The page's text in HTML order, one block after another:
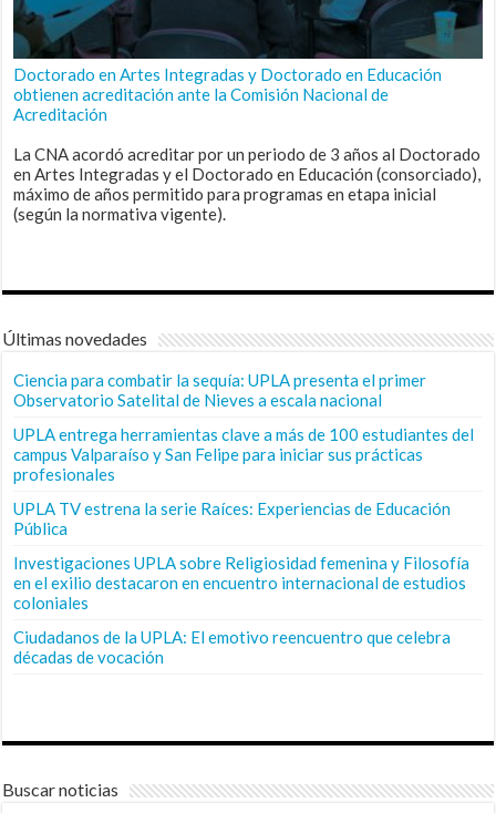
Doctorado en Artes Integradas y Doctorado en Educación
obtienen acreditación ante la Comisión Nacional de
Acreditación
La CNA acordó acreditar por un periodo de 3 años al Doctorado
en Artes Integradas y el Doctorado en Educación (consorciado),
máximo de años permitido para programas en etapa inicial
(según la normativa vigente).
Últimas novedades
Ciencia para combatir la sequía: UPLA presenta el primer
Observatorio Satelital de Nieves a escala nacional
UPLA entrega herramientas clave a más de 100 estudiantes del
campus Valparaíso y San Felipe para iniciar sus prácticas
profesionales
UPLA TV estrena la serie Raíces: Experiencias de Educación
Pública
Investigaciones UPLA sobre Religiosidad femenina y Filosofía
en el exilio destacaron en encuentro internacional de estudios
coloniales
Ciudadanos de la UPLA: El emotivo reencuentro que celebra
décadas de vocación
Buscar noticias